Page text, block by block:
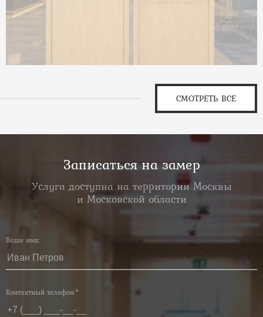
СМОТРЕТЬ ВСЕ
Записаться на замер
Услуга доступна на территории Москвы
и Московской области
Ваше имя:
Контактный телефон:*